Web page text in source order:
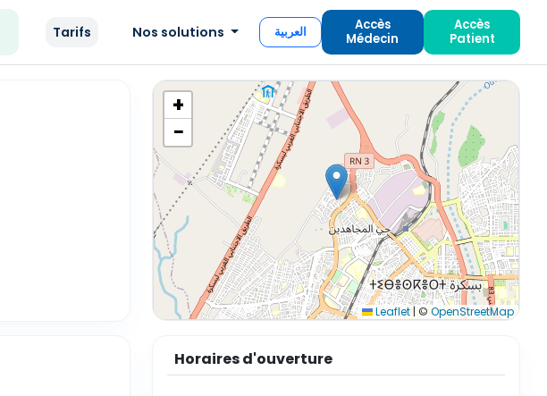
Tarifs Nos solutions العربية
Accès
Médecin
Accès
Patient
+
−
Leaflet|©OpenStreetMap
Horaires d'ouverture